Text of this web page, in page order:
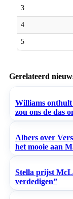
3
4
5
Gerelateerd
Williams
zou ons de das
Albers over
het mooie aan
Stella prijst
verdedigen”